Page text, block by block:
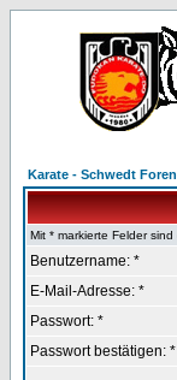
Karate - Schwedt
Mit * markierte Felder sind
Benutzername: *
E-Mail-Adresse: *
Passwort: *
Passwort bestätigen: *